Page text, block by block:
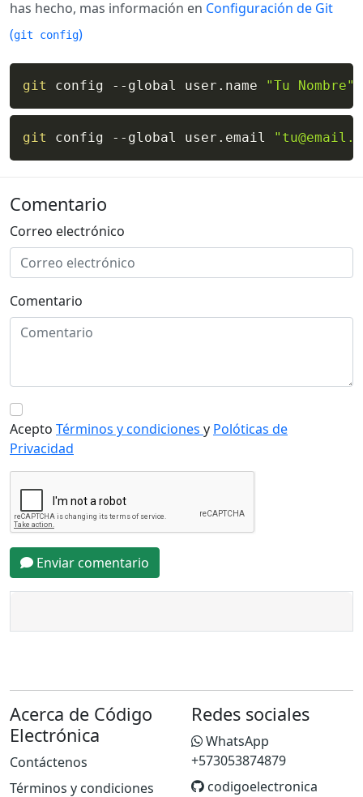
has hecho, mas información en Configuración de Git
(git config)
git config --global user.name "Tu Nombre"
git config --global user.email
Comentario
Correo electrónico
Comentario
Acepto Términos y condiciones y Polóticas de
Privacidad
Enviar comentario
Acerca de Código
Electrónica
Contáctenos
Términos y condiciones
Redes sociales
WhatsApp
+573053874879
codigoelectronica